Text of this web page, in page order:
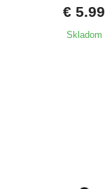
€ 5.99
Skladom